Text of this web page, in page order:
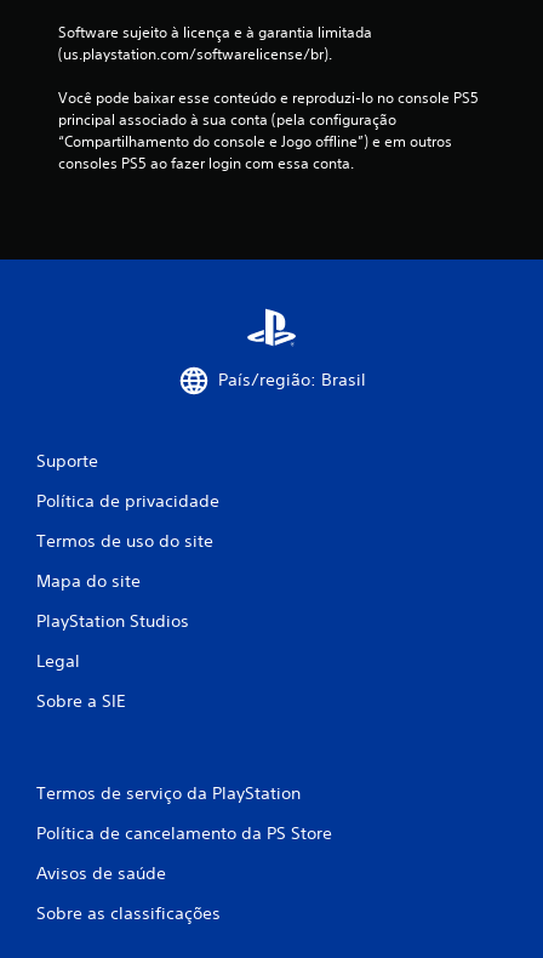
Software sujeito à licença e à garantia limitada
(us.playstation.com/softwarelicense/br).
Você pode baixar esse conteúdo e reproduzi-lo no console PS5
principal associado à sua conta (pela configuração
“Compartilhamento do console e Jogo offline”) e em outros
consoles PS5 ao fazer login com essa conta.
País/região: Brasil
Suporte
Política de privacidade
Termos de uso do site
Mapa do site
PlayStation Studios
Legal
Sobre a SIE
Termos de serviço da PlayStation
Política de cancelamento da PS Store
Avisos de saúde
Sobre as classificações